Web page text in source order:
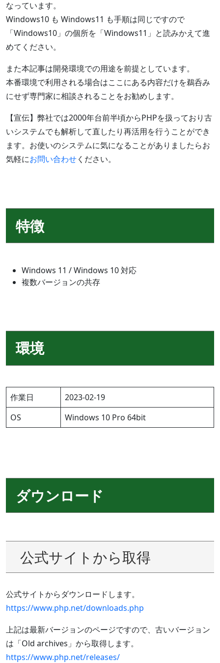
なっています。
Windows10 も Windows11 も手順は同じですので
「Windows10」の個所を「Windows11」と読みかえて進
めてください。
また本記事は開発環境での用途を前提としています。
本番環境で利用される場合はここにある内容だけを鵜呑み
にせず専門家に相談されることをお勧めします。
【宣伝】弊社では2000年台前半頃からPHPを扱っており古
いシステムでも解析して直したり再活用を行うことができ
ます。お使いのシステムに気になることがありましたらお
気軽にお問い合わせください。
特徴
Windows 11 / Windows 10 対応
複数バージョンの共存
環境
作業日
2023-02-19
OS
Windows 10 Pro 64bit
ダウンロード
公式サイトから取得
公式サイトからダウンロードします。
https://www.php.net/downloads.php
上記は最新バージョンのページですので、古いバージョン
は「Old archives」から取得します。
https://www.php.net/releases/